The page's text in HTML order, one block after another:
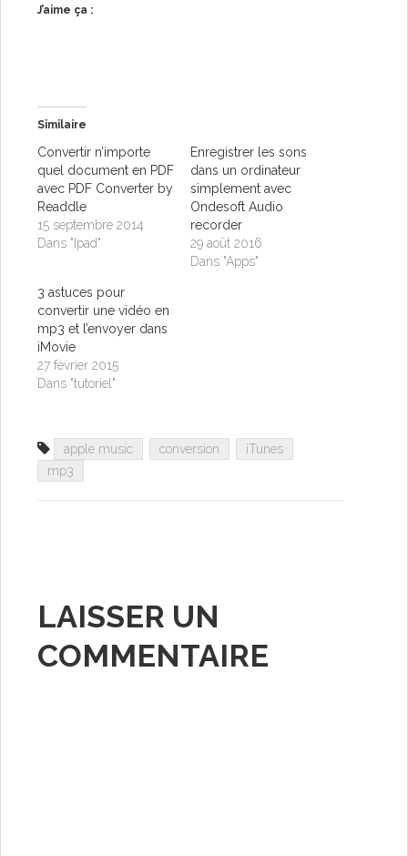
J’aime ça :
Similaire
Convertir n’importe
quel document en PDF
avec PDF Converter by
Readdle
15 septembre 2014
Dans "Ipad"
Enregistrer les sons
dans un ordinateur
simplement avec
Ondesoft Audio
recorder
29 août 2016
Dans "Apps"
3 astuces pour
convertir une vidéo en
mp3 et l’envoyer dans
iMovie
27 février 2015
Dans "tutoriel"
apple music conversion
iTunes
mp3
LAISSER UN
COMMENTAIRE